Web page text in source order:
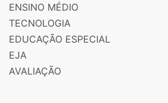
ENSINO MÉDIO
TECNOLOGIA
EDUCAÇÃO ESPECIAL
EJA
AVALIAÇÃO